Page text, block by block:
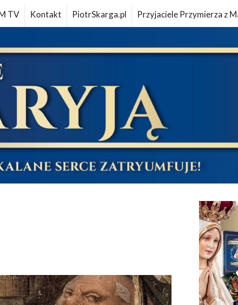
TV Kontakt PiotrSkarga.pl Przyjaciele Przymierza z